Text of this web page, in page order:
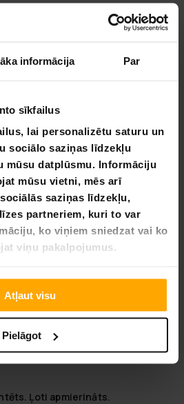
informācija Par
sīkfailus
lai personalizētu saturu un
sociālo saziņas līdzekļu
mūsu datplūsmu. Informāciju
mūsu vietni, mēs arī
saziņas līdzekļu,
partneriem, kuri to var
ko viņiem sniedzat vai ko
viņu pakalpojumus.
Atļaut visu
Pielāgot
0
0
ATSAUKSMI
JAUTĀJUMU
Ļoti apmierināts.